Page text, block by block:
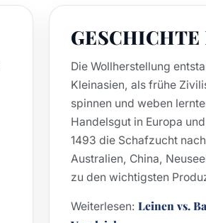
Die Wollherstellung
Kleinasien, als frühe
spinnen und weben
Handelsgut in Europa
1493 die Schafzucht
Australien, China,
zu den wichtigsten
Weiterlesen: Leinen vs.